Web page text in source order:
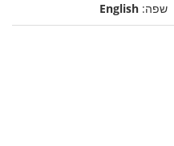
שפה: English